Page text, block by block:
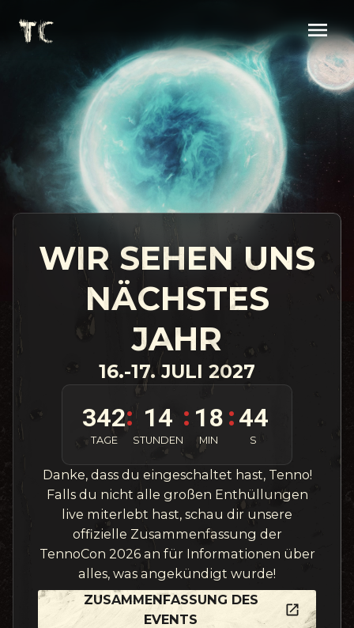
WIR SEHEN UNS
NÄCHSTES
JAHR
16.-17. JULI 2027
342
TAGE
: 14
STUNDEN
: 18
MIN
:42
S
Danke, dass du eingeschaltet hast, Tenno!
Falls du nicht alle großen Enthüllungen
live miterlebt hast, schau dir unsere
offizielle Zusammenfassung der
TennoCon 2026 an für Informationen über
alles, was angekündigt wurde!
ZUSAMMENFASSUNG DES
EVENTS